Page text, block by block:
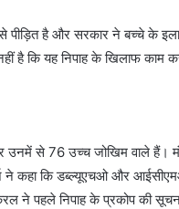
पीड़ित है और सरकार ने बच्चे के
है कि यह निपाह के खिलाफ
से 76 उच्च जोखिम वाले हैं।
ने कहा कि डब्ल्यूएचओ और
ने पहले निपाह के प्रकोप की